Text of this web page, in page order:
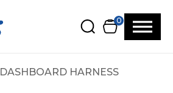
0
DASHBOARD HARNESS